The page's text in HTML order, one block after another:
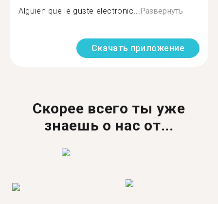
Alguien que le guste electronic...Развернуть
Скачать приложение
Скорее всего ты уже
знаешь о нас от...